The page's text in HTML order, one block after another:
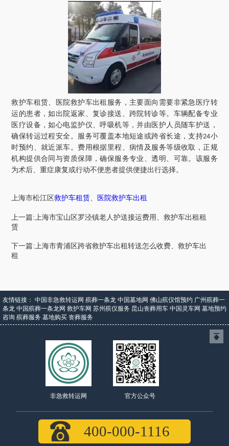
救护车租赁、医院救护车出租服务，主要面向需要非紧急医疗转
运的患者，如出院返家、复诊接送、跨院转诊等。车辆配备专业
医疗设备，如心电监护仪、呼吸机等，并由医护人员随车护送，
确保转运过程安全。服务可覆盖本地短途或跨省长途，支持24小
时预约、就近派车。费用根据里程、病情及服务等级收取，正规
机构提供合同与资质保障，确保服务专业、透明、可靠。该服务
为术后、重症康复或行动不便患者提供便捷出行选择。
上海市松江区救护车租赁 医院救护车出租
上一篇:上海市宝山区罗泾镇老人护送接运费用、救护车出租租
赁
下一篇:上海市青浦区跨省救护车出租转送怎么收费、救护车出
租
友情链接： 中国非急救转运网 殡葬一条龙 中国墓地网 佛山殡仪馆预约 广州殡葬一
条龙 中国殡葬一条龙网 救护车网 苏州殡仪服务 昆山丧葬用车 中国灵车网 墓地预约
咨询 殡葬服务 墓地购买 丧葬服务
非急救转运网 官方公众号
400-000-1116